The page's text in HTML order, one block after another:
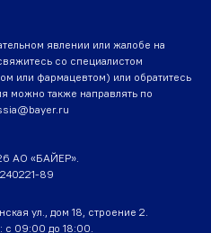
явлении или жалобе на
со специалистом
или фармацевтом) или обратитесь
можно также направлять по
АО «БАЙЕР».
89
ул., дом 18, строение 2.
с 09:00 до 18:00.